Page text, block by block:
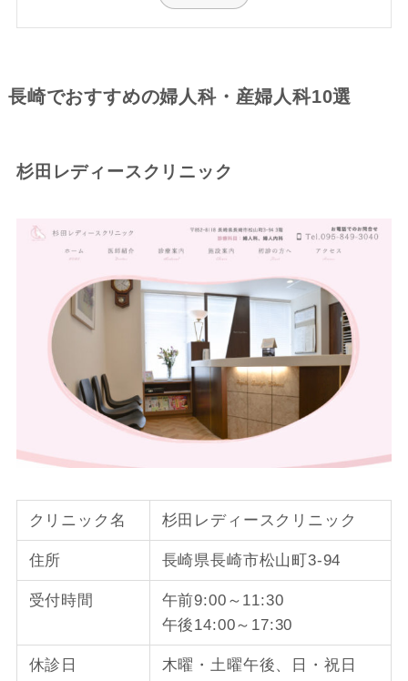
長崎でおすすめの婦人科・産婦人科10選
杉田レディースクリニック
クリニック名 杉田レディースクリニック
住所 長崎県長崎市松山町3-94
受付時間
午前9:00～11:30
午後14:00～17:30
休診日 木曜・土曜午後、日・祝日